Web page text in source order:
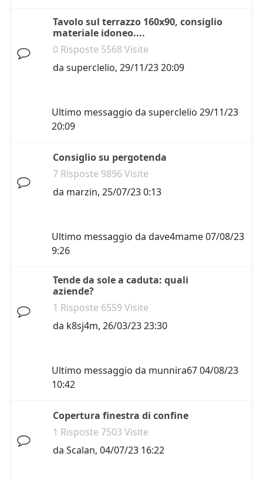
Tavolo sul terrazzo 160x90, consiglio
materiale idoneo....
0 Risposte 5568 Visite
da superclelio, 29/11/23 20:09
Ultimo messaggio da superclelio 29/11/23
20:09
Consiglio su pergotenda
7 Risposte 9896 Visite
da marzin, 25/07/23 0:13
Ultimo messaggio da dave4mame07/08/23
9:26
Tende da sole a caduta: quali
aziende?
1 Risposte 6559 Visite
da k8sj4m, 26/03/23 23:30
Ultimo messaggio da munnira6704/08/23
10:42
Copertura finestra di confine
1 Risposte 7503 Visite
da Scalan, 04/07/23 16:22